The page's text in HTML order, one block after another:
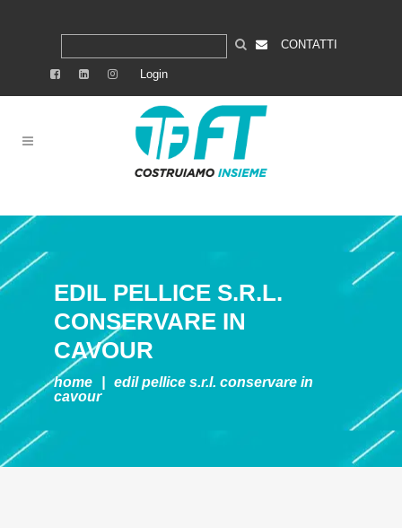
CONTATTI
Login
EDIL PELLICE S.R.L.
CONSERVARE IN
CAVOUR
home edil pellice s.r.l. conservare in
cavour